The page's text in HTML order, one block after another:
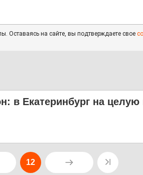
Оставаясь на сайте, вы подтверждаете свое
в Екатеринбург на
12